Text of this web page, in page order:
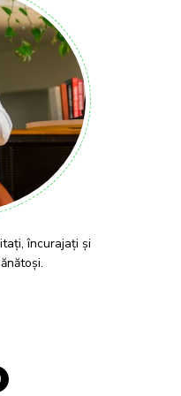
încurajați și